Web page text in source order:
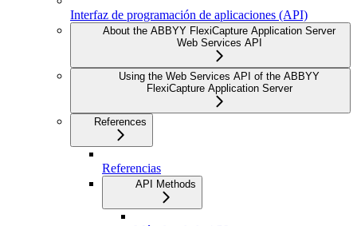
Interfaz de programación de aplicaciones (API)
About the ABBYY FlexiCapture Application Server
Web Services API
Using the Web Services API of the ABBYY
FlexiCapture Application Server
References
Referencias
API Methods